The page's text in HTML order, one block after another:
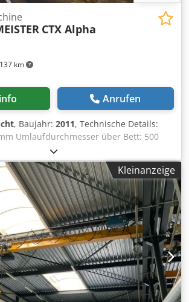
137 km
CTX Alpha
Anrufen
, Baujahr: 2011, Technische Details:
Umlaufdurchmesser über Bett: 500
über Bettschlitten: 290 mm
mm x-Achse: 190 mm z-Achse: z1: 335 /
Afjw S Efzjksk y-Achse: 80 mm
min Steuerung: Heidenhain CNC Pilot
73 mm Stangendurchmesser: 50
- Anzahl Stationen: 12
VDI 30 mm Eilgang X + Z - Achsen: 30
Einschaltstunden: 36443 h
8545 h Schnittstelle: ja
20 kVA kW Abmessungen
3,2 x 0,45 x 1,5 CNC
Mit ein 3-Backenfutter Ø 160mm
Kleinanzeige